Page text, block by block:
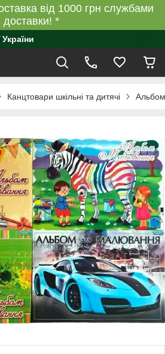
від 1000 грн службами
доставки! *
Канцтовари шкільні та дитячі